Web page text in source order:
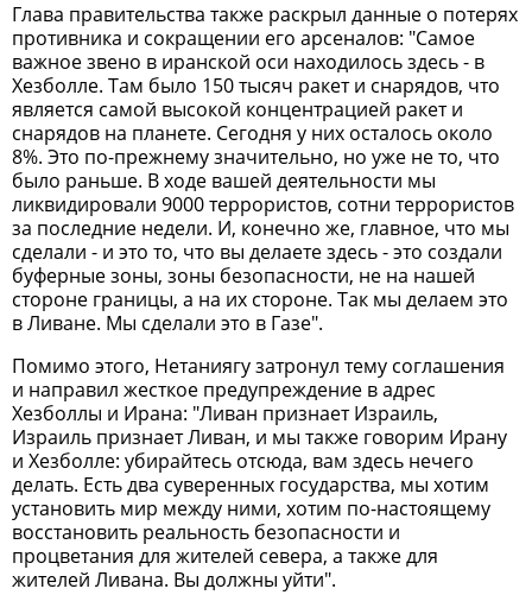
Глава правительства также раскрыл данные о потерях
противника и сокращении его арсеналов: "Самое
важное звено в иранской оси находилось здесь - в
Хезболле. Там было 150 тысяч ракет и снарядов, что
является самой высокой концентрацией ракет и
снарядов на планете. Сегодня у них осталось около
8%. Это по-прежнему значительно, но уже не то, что
было раньше. В ходе вашей деятельности мы
ликвидировали 9000 террористов, сотни террористов
за последние недели. И, конечно же, главное, что мы
сделали - и это то, что вы делаете здесь - это создали
буферные зоны, зоны безопасности, не на нашей
стороне границы, а на их стороне. Так мы делаем это
в Ливане. Мы сделали это в Газе".
Помимо этого, Нетаниягу затронул тему соглашения
и направил жесткое предупреждение в адрес
Хезболлы и Ирана: "Ливан признает Израиль,
Израиль признает Ливан, и мы также говорим Ирану
и Хезболле: убирайтесь отсюда, вам здесь нечего
делать. Есть два суверенных государства, мы хотим
установить мир между ними, хотим по-настоящему
восстановить реальность безопасности и
процветания для жителей севера, а также для
жителей Ливана. Вы должны уйти".